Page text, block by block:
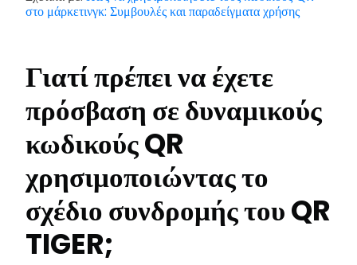
στο μάρκετινγκ: Συμβουλές και παραδείγματα χρήσης
Γιατί πρέπει να έχετε
πρόσβαση σε δυναμικούς
κωδικούς QR
χρησιμοποιώντας το
σχέδιο συνδρομής του QR
TIGER;